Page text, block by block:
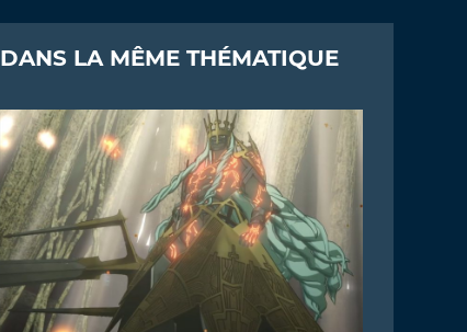
DANS LA MÊME THÉMATIQUE